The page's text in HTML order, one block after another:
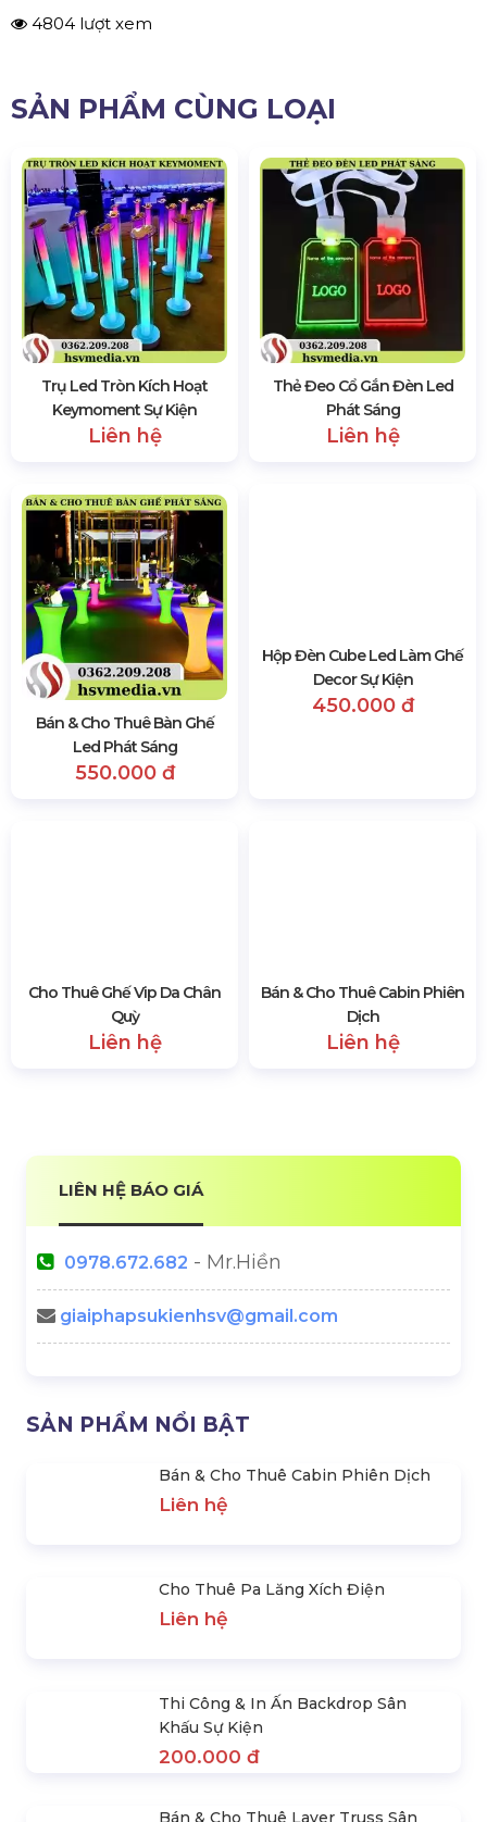
4804 lượt xem
SẢN PHẨM CÙNG LOẠI
Trụ Led Tròn Kích Hoạt
Keymoment Sự Kiện
Liên hệ
Thẻ Đeo Cổ Gắn Đèn Led
Phát Sáng
Liên hệ
Bán & Cho Thuê Bàn Ghế
Led Phát Sáng
550.000 đ
Hộp Đèn Cube Led Làm Ghế
Decor Sự Kiện
450.000 đ
Cho Thuê Ghế Vip Da Chân
Quỳ
Liên hệ
Bán & Cho Thuê Cabin Phiên
Dịch
Liên hệ
LIÊN HỆ BÁO GIÁ
0978.672.682 - Mr.Hiền
giaiphapsukienhsv@gmail.com
SẢN PHẨM NỔI BẬT
Bán & Cho Thuê Cabin Phiên Dịch
Liên hệ
Cho Thuê Pa Lăng Xích Điện
Liên hệ
Thi Công & In Ấn Backdrop Sân
Khấu Sự Kiện
200.000 đ
Bán & Cho Thuê Layer Truss Sân